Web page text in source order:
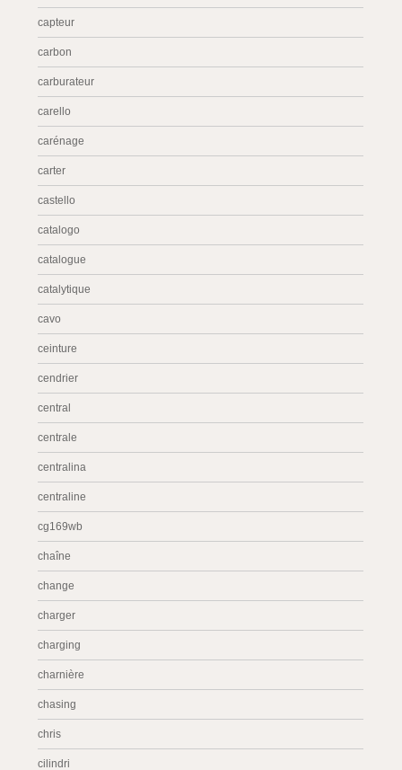
capteur
carbon
carburateur
carello
carénage
carter
castello
catalogo
catalogue
catalytique
cavo
ceinture
cendrier
central
centrale
centralina
centraline
cg169wb
chaîne
change
charger
charging
charnière
chasing
chris
cilindri